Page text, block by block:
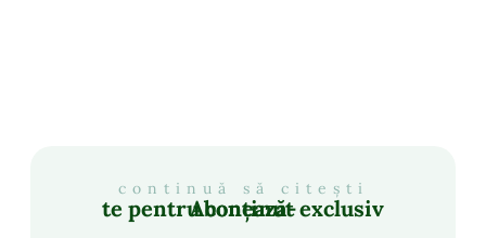
continuă să citești
Abonează-te pentru conținut exclusiv